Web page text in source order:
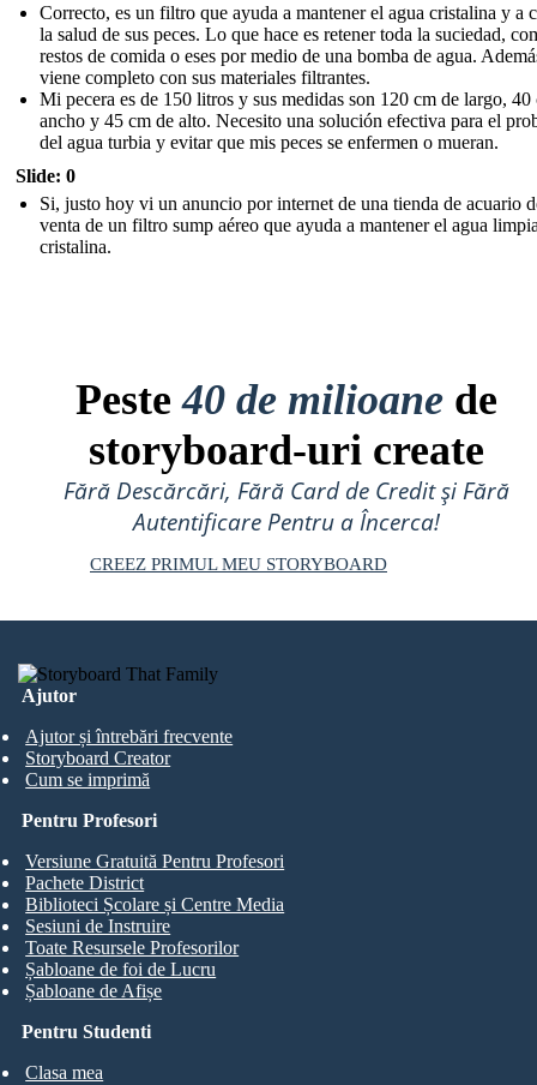
Correcto, es un filtro que ayuda a mantener el agua cristalina y a
la salud de sus peces. Lo que hace es retener toda la suciedad,
restos de comida o eses por medio de una bomba de agua.
viene completo con sus materiales filtrantes.
Mi pecera es de 150 litros y sus medidas son 120 cm de largo, 40
ancho y 45 cm de alto. Necesito una solución efectiva para el
del agua turbia y evitar que mis peces se enfermen o mueran.
Slide: 0
Si, justo hoy vi un anuncio por internet de una tienda de acuario
venta de un filtro sump aéreo que ayuda a mantener el agua
cristalina.
Peste40 de milioane de
storyboard-uri create
Fără Descărcări, Fără Card de Credit și Fără
Autentificare Pentru a Încerca!
CREEZ PRIMUL MEU STORYBOARD
Ajutor
Ajutor și întrebări frecvente
Storyboard Creator
Cum se imprimă
Pentru Studenti
Clasa mea
Pentru Profesori
Versiune Gratuită Pentru Profesori
Pachete District
Biblioteci Școlare și Centre Media
Sesiuni de Instruire
Toate Resursele Profesorilor
Șabloane de foi de Lucru
Șabloane de Afișe